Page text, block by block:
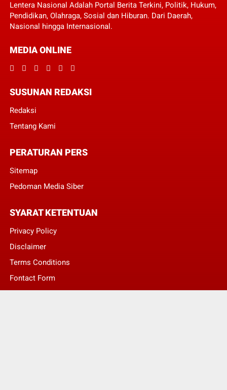
Lentera Nasional Adalah Portal Berita Terkini, Politik, Hukum,
Pendidikan, Olahraga, Sosial dan Hiburan. Dari Daerah,
Nasional hingga Internasional.
MEDIA ONLINE
SUSUNAN REDAKSI
Redaksi
Tentang Kami
PERATURAN PERS
Sitemap
Pedoman Media Siber
SYARAT KETENTUAN
Privacy Policy
Disclaimer
Terms Conditions
Fontact Form